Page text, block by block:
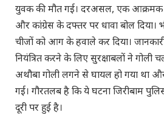
युवक की मौत गई। दरअसल, एक आक्रमक
और कांग्रेस के दफ्तर पर धावा बोल
चीजों को आग के हवाले कर दिया।
नियंत्रित करने के लिए सुरक्षाबलों ने गोली
अथौबा गोली लगने से घायल हो गया था
गई। गौरतलब है कि ये घटना जिरीबाम
दूरी पर हुई है।